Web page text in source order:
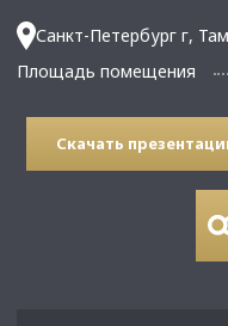
Санкт-Петербург г,
Площадь помещения
Скачать